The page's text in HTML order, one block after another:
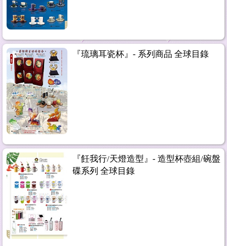
『琉璃耳瓷杯』- 系列商品 全球目錄
『飪我行/天燈造型』- 造型杯壺組/碗盤
碟系列 全球目錄